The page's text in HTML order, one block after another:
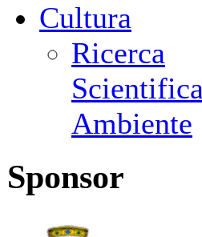
Cultura
Ricerca
Ambiente
Sponsor